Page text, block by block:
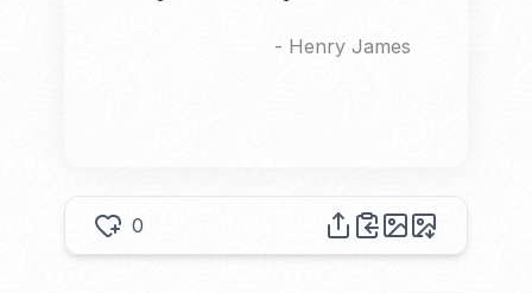
- Henry James
0